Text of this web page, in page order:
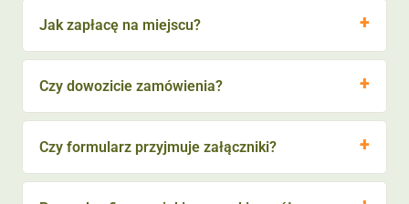
Jak zapłacę na miejscu?
Czy dowozicie zamówienia?
Czy formularz przyjmuje załączniki?